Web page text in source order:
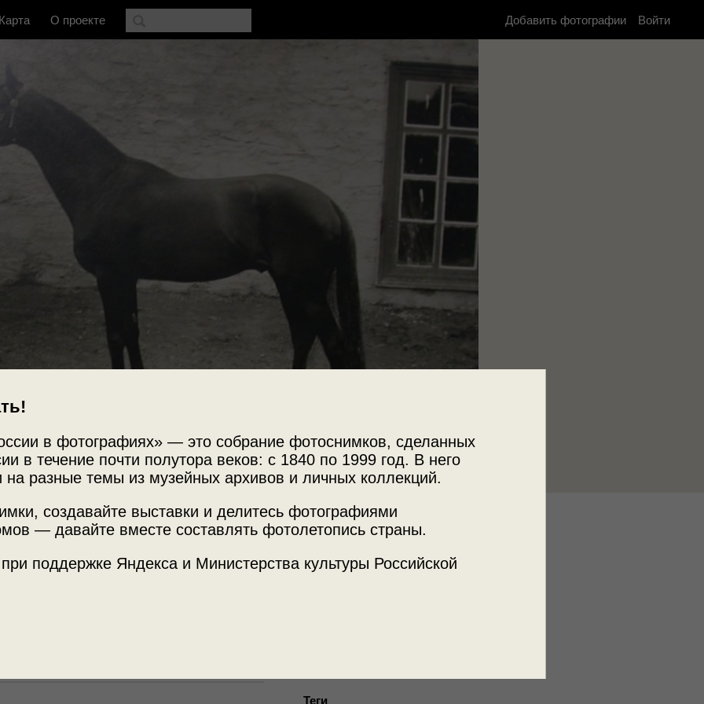
в фотографиях» — это собрание фотоснимков, сделанных
в течение почти полутора веков: с 1840 по 1999 год. В него
на разные темы из музейных архивов и личных коллекций.
создавайте выставки и делитесь фотографиями
— давайте вместе составлять фотолетопись страны.
поддержке Яндекса и Министерства культуры Российской
Карта О проекте Добавить фотографии Войти
Источник
Теги
завод».
Войска Донского»